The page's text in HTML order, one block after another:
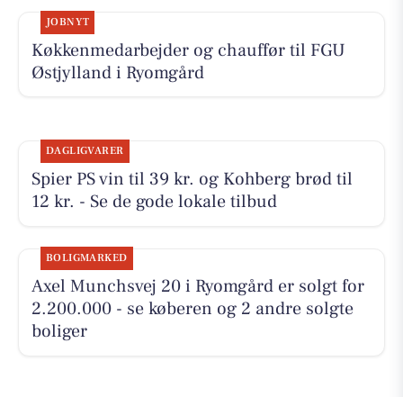
JOBNYT
Køkkenmedarbejder og chauffør til FGU
Østjylland i Ryomgård
DAGLIGVARER
Spier PS vin til 39 kr. og Kohberg brød til
12 kr. - Se de gode lokale tilbud
BOLIGMARKED
Axel Munchsvej 20 i Ryomgård er solgt for
2.200.000 - se køberen og 2 andre solgte
boliger